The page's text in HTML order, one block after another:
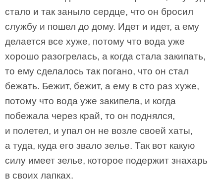
стало и так заныло сердце, что он бросил
службу и пошел до дому. Идет и идет, а ему
делается все хуже, потому что вода уже
хорошо разогрелась, а когда стала закипать,
то ему сделалось так погано, что он стал
бежать. Бежит, бежит, а ему в сто раз хуже,
потому что вода уже закипела, и когда
побежала через край, то он поднялся,
и полетел, и упал он не возле своей хаты,
а туда, куда его звало зелье. Так вот какую
силу имеет зелье, которое подержит знахарь
в своих лапках.